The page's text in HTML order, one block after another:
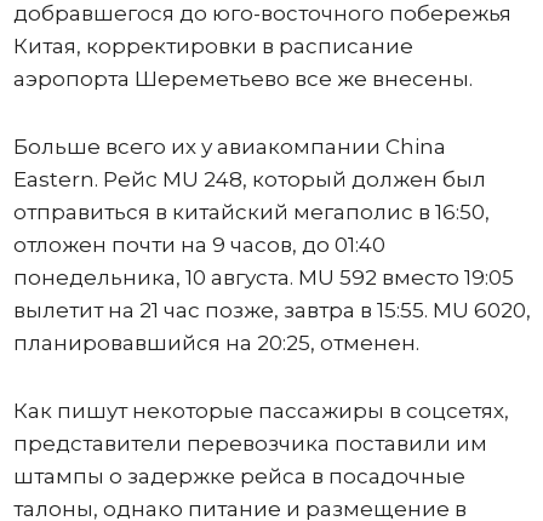
добравшегося до юго-восточного побережья
Китая, корректировки в расписание
аэропорта Шереметьево все же внесены.
Больше всего их у авиакомпании China
Eastern. Рейс MU 248, который должен был
отправиться в китайский мегаполис в 16:50,
отложен почти на 9 часов, до 01:40
понедельника, 10 августа. MU 592 вместо 19:05
вылетит на 21 час позже, завтра в 15:55. MU 6020,
планировавшийся на 20:25, отменен.
Как пишут некоторые пассажиры в соцсетях,
представители перевозчика поставили им
штампы о задержке рейса в посадочные
талоны, однако питание и размещение в